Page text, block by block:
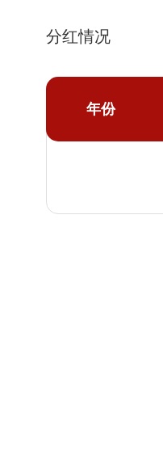
分红情况
年份